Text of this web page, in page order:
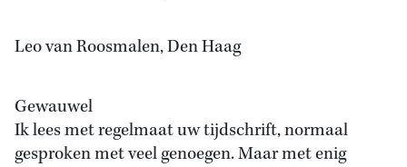
Leo van Roosmalen, Den Haag
Gewauwel
Ik lees met regelmaat uw tijdschrift, normaal
gesproken met veel genoegen. Maar met enig